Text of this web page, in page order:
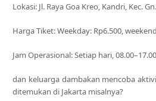
Lokasi: Jl. Raya Goa Kreo, Kandri, Kec.
Harga Tiket: Weekday: Rp6.500,
Jam Operasional: Setiap hari,
dan keluarga dambakan mencoba
ditemukan di Jakarta misalnya?